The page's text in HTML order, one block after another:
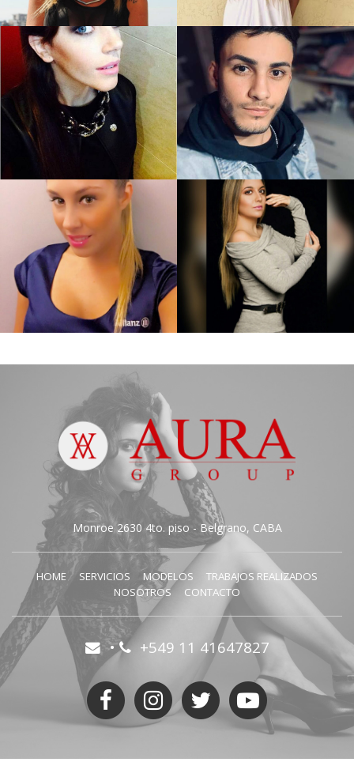
Magali B. Carolina D.
Milagros P Juan Manuel V.
Monroe 2630 4to. piso - Belgrano, CABA
HOME SERVICIOS MODELOS
TRABAJOS REALIZADOS
NOSOTROS
CONTACTO
• +549 11 41647827